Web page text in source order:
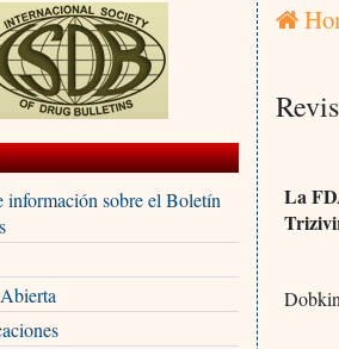
información sobre el Boletín
La